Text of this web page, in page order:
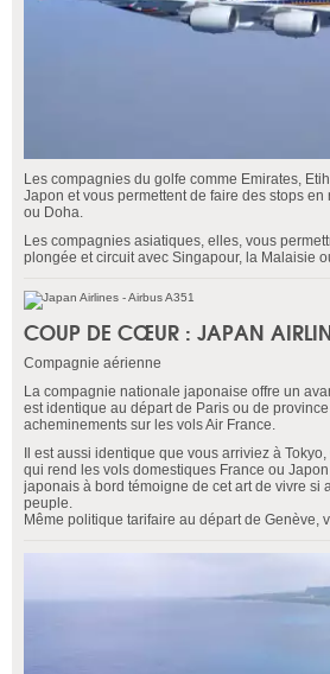
Les compagnies du golfe comme Emirates,
Japon et vous permettent de faire des stops en
ou Doha.
Les compagnies asiatiques, elles, vous
plongée et circuit avec Singapour, la Malaisie
COUP DE CŒUR : JAPAN
Compagnie aérienne
La compagnie nationale japonaise offre un
est identique au départ de Paris ou de
acheminements sur les vols Air France.
Il est aussi identique que vous arriviez à
qui rend les vols domestiques France ou
japonais à bord témoigne de cet art de vivre si
peuple.
Même politique tarifaire au départ de Genève,